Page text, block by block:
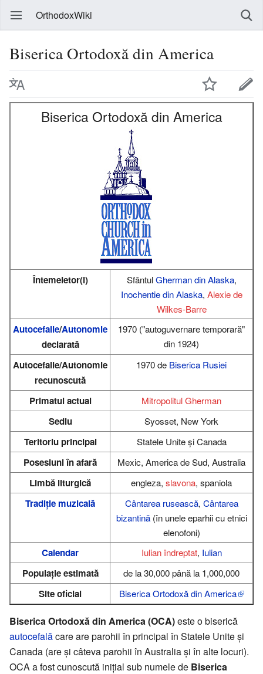
OrthodoxWiki
Biserica Ortodoxă din America
Biserica Ortodoxă din America
Întemeietor(i) SfântulGherman din Alaska,
Inochentie din Alaska, Alexie de
Wilkes-Barre
Autocefalie/Autonomie
declarată
1970 ("autoguvernare temporară"
din 1924)
Autocefalie/Autonomie
recunoscută
1970 de Biserica Rusiei
Primatul actual Mitropolitul Gherman
Sediu Syosset, New York
Teritoriu principal Statele Unite şi Canada
Posesiuni în afară Mexic, America de Sud, Australia
Limbă liturgică engleza, slavona, spaniola
Tradiție muzicală Cântarea rusească, Cântarea
bizantină(în unele eparhii cu etnici
elenofoni)
Calendar Iulian îndreptat, Iulian
Populație estimată de la 30,000 până la 1,000,000
Site oficial Biserica Ortodoxă din America
Biserica Ortodoxă din America (OCA)este o biserică
autocefalăcare are parohii în principal în Statele Unite şi
Canada (are și câteva parohii în Australia şi în alte locuri).
OCA a fost cunoscută iniţial sub numele de Biserica